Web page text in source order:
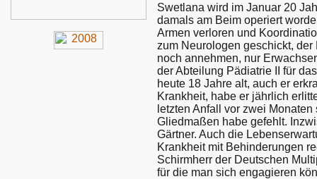
Swetlana wird im Januar 20
damals am Beim operiert
Armen verloren und
zum Neurologen geschickt,
noch annehmen, nur
der Abteilung Pädiatrie II für
heute 18 Jahre alt, auch er
Krankheit, habe er jährlich
letzten Anfall vor zwei
Gliedmaßen habe gefehlt.
Gärtner. Auch die
Krankheit mit Behinderungen
Schirmherr der Deutschen
für die man sich engagieren